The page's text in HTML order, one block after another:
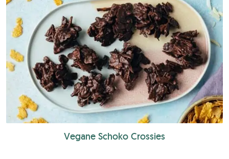
Vegane Schoko Crossies